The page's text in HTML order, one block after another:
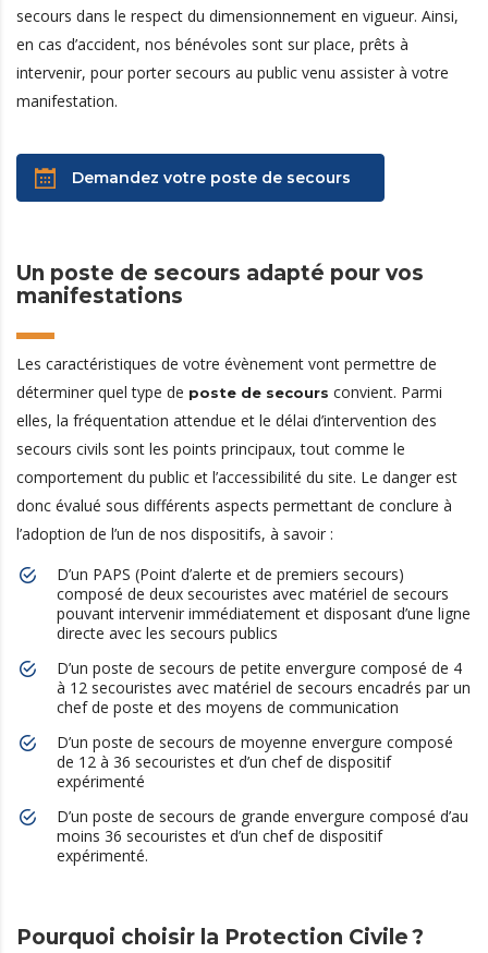
secours dans le respect du dimensionnement en vigueur. Ainsi,
en cas d’accident, nos bénévoles sont sur place, prêts à
intervenir, pour porter secours au public venu assister à votre
manifestation.
Demandez votre poste de secours
Un poste de secours adapté pour vos
manifestations
Les caractéristiques de votre évènement vont permettre de
déterminer quel type de poste de secours convient. Parmi
elles, la fréquentation attendue et le délai d’intervention des
secours civils sont les points principaux, tout comme le
comportement du public et l’accessibilité du site. Le danger est
donc évalué sous différents aspects permettant de conclure à
l’adoption de l’un de nos dispositifs, à savoir :
D’un PAPS (Point d’alerte et de premiers secours)
composé de deux secouristes avec matériel de secours
pouvant intervenir immédiatement et disposant d’une ligne
directe avec les secours publics
D’un poste de secours de petite envergure composé de 4
à 12 secouristes avec matériel de secours encadrés par un
chef de poste et des moyens de communication
D’un poste de secours de moyenne envergure composé
de 12 à 36 secouristes et d’un chef de dispositif
expérimenté
D’un poste de secours de grande envergure composé d’au
moins 36 secouristes et d’un chef de dispositif
expérimenté.
Pourquoi choisir la Protection Civile ?